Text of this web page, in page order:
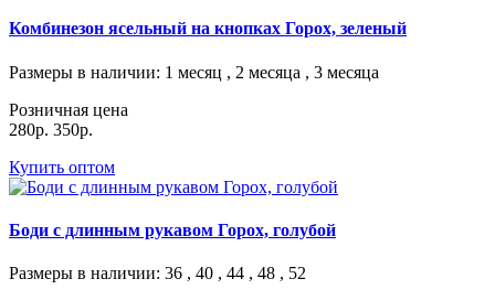
Комбинезон ясельный на кнопках Горох, зеленый
Размеры в наличии: 1 месяц , 2 месяца , 3 месяца
Розничная цена
280р. 350р.
Купить оптом
Боди с длинным рукавом Горох, голубой
Размеры в наличии: 36 , 40 , 44 , 48 , 52